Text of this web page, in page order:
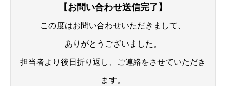
【お問い合わせ送信完了】
この度はお問い合わせいただきまして、
ありがとうございました。
担当者より後日折り返し、ご連絡をさせていただき
ます。